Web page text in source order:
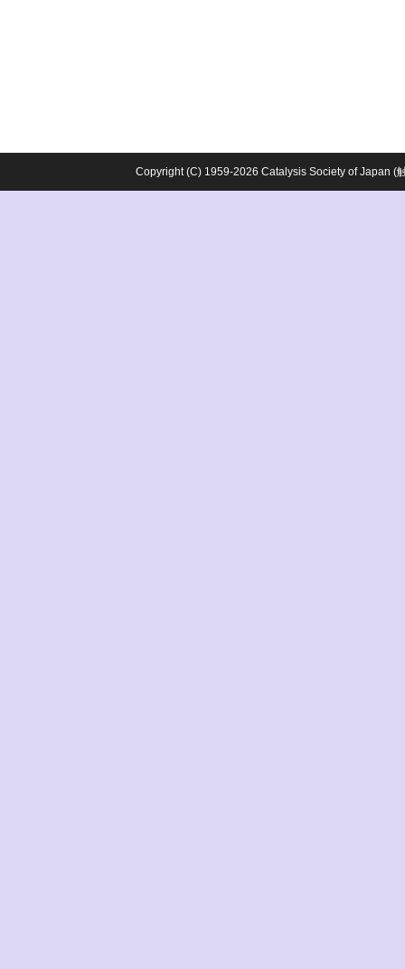
Copyright (C) 1959-2026 Catalysis Society of Japan (